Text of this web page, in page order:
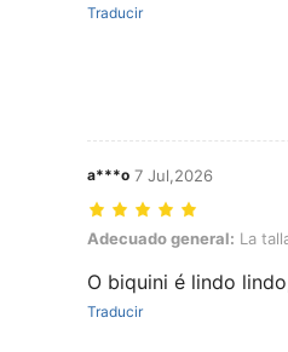
Traducir
a***o 7 Jul,2026
Adecuado general: La talla
Adecuado general: La
O biquini é lindo
Traducir